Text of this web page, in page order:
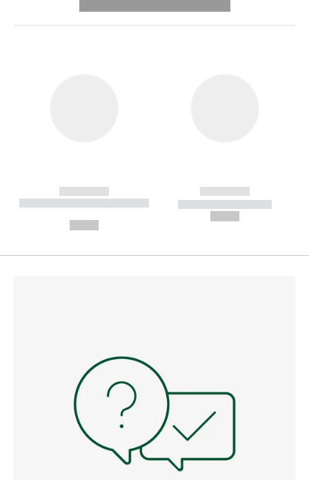
------------
----------- ----------- --------
------------
----------- -----------